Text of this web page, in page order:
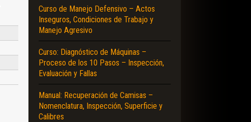
Curso de Manejo Defensivo – Actos
Inseguros, Condiciones de Trabajo y
Manejo Agresivo
Curso: Diagnóstico de Máquinas –
Proceso de los 10 Pasos – Inspección,
Evaluación y Fallas
Manual: Recuperación de Camisas –
Nomenclatura, Inspección, Superficie y
Calibres